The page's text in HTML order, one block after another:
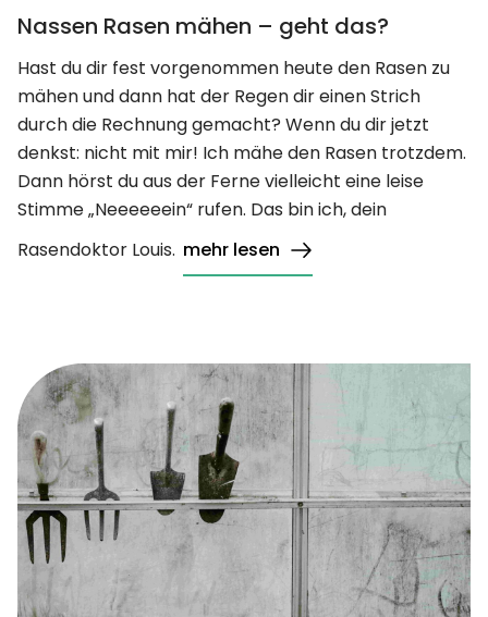
Nassen Rasen mähen – geht das?
Hast du dir fest vorgenommen heute den Rasen zu
mähen und dann hat der Regen dir einen Strich
durch die Rechnung gemacht? Wenn du dir jetzt
denkst: nicht mit mir! Ich mähe den Rasen trotzdem.
Dann hörst du aus der Ferne vielleicht eine leise
Stimme „Neeeeeein“ rufen. Das bin ich, dein
Rasendoktor Louis. mehr lesen